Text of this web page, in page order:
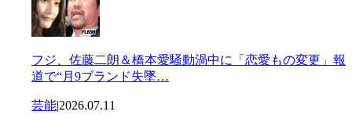
フジ、佐藤二朗＆橋本愛騒動渦中に「恋愛もの変更」報
道で“月9ブランド失墜…
芸能|2026.07.11